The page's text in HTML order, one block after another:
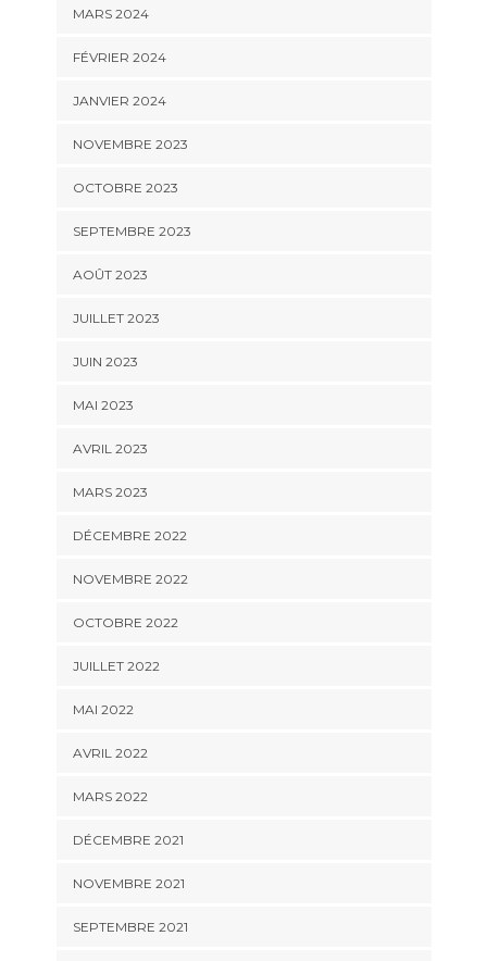
MARS 2024
FÉVRIER 2024
JANVIER 2024
NOVEMBRE 2023
OCTOBRE 2023
SEPTEMBRE 2023
AOÛT 2023
JUILLET 2023
JUIN 2023
MAI 2023
AVRIL 2023
MARS 2023
DÉCEMBRE 2022
NOVEMBRE 2022
OCTOBRE 2022
JUILLET 2022
MAI 2022
AVRIL 2022
MARS 2022
DÉCEMBRE 2021
NOVEMBRE 2021
SEPTEMBRE 2021